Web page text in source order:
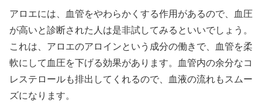
アロエには、血管をやわらかくする作用があるので、血圧
が高いと診断された人は是非試してみるといいでしょう。
これは、アロエのアロインという成分の働きで、血管を柔
軟にして血圧を下げる効果があります。血管内の余分なコ
レステロールも排出してくれるので、血液の流れもスムー
ズになります。